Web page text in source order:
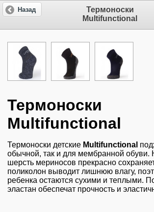
Термоноски
Multifunctional
Назад
Термоноски
Multifunctional
Термоноски детские Multifunctional
обычной, так и для мембранной обуви.
шерсть мериносов прекрасно
поликолон выводит лишнюю влагу,
ребенка остаются сухими и теплыми.
эластан обеспечат прочность и